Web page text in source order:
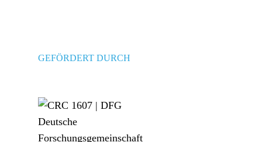
GEFÖRDERT DURCH